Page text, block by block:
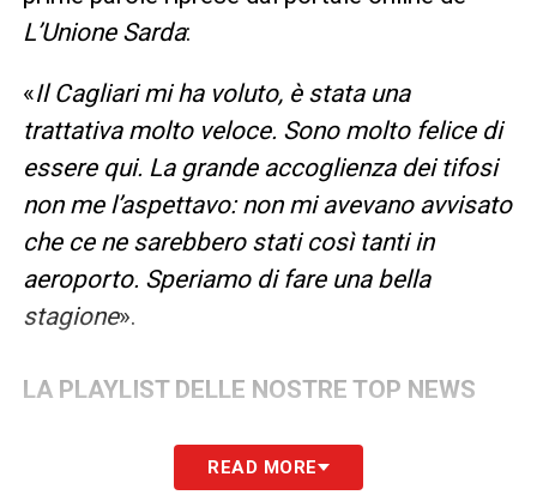
L’Unione Sarda:
«Il Cagliari mi ha voluto, è stata una
trattativa molto veloce. Sono molto felice di
essere qui. La grande accoglienza dei tifosi
non me l’aspettavo: non mi avevano avvisato
che ce ne sarebbero stati così tanti in
aeroporto. Speriamo di fare una bella
stagione».
LA PLAYLIST DELLE NOSTRE TOP NEWS
READ MORE